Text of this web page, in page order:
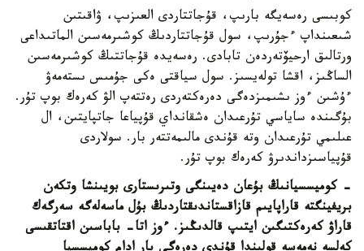
كوبىسى رەسەيگە بارىپ، قۇجاتتاردى العىزىپ، ۋاقىتىن
شىعىنداپ ءجۇرىپ، سول قۇجاتتاردىڭ كوشىرمەسىن الماتىداعى
ورتالىق ارحيۆتەردەن تابادى. رەسەيدە قۇجاتتىڭ كوشىرمەسىن
الساڭىز، اقشا تولەيسىز. سول سياقتى ەكى جۇمىس ىستەمەۋ
ءۇشىن ءوز ىشىمىزدەگى دەرەكتەردى رەتتەپ الۋ كەرەك بوپ تۇر.
بۇگىندە ساياسي تۇرعىدان ەشقانداي قۇپياعا جاتپايتىن، ال
عىلىمي تۇرعىدان وتە قۇندى مالىمەتتەر بار. سولاردى
قۇپياسىزداندىرۋ كەرەك بوپ تۇر.
- كوميسسيانىڭ بۇعان دەيىنگى وتىرىستارى بويىنشا وتكەن
بريفينگتە قاراپايىم قازاقستاندىقتاردىڭ بۇل ماسەلەگە سەرگەك
قاراۋ كەرەكتىگىن ايتىپ قالدىڭىز. ءوز اتا- باباسىن اقتاتقىسى